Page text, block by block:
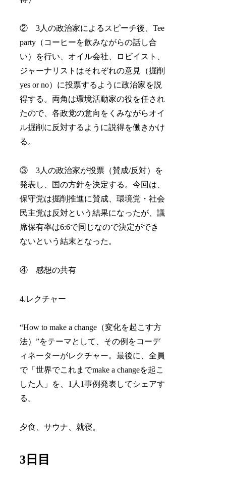
② 3人の政治家によるスピーチ後、Tee
party（コーヒーを飲みながらの話し合
い）を行い、オイル会社、ロビイスト、
ジャーナリストはそれぞれの意見（掘削
yes or no）に投票するように政治家を説
得する。両角は環境活動家の役を任され
たので、各政党の意向をくみながらオイ
ル掘削に反対するように説得を働きかけ
る。
③ 3人の政治家が投票（賛成/反対）を
発表し、国の方針を決定する。今回は、
保守党は掘削推進に賛成、環境党・社会
民主党は反対という結果になったが、議
席保有率は6:6で同じなので決定ができ
ないという結末となった。
④ 感想の共有
4.レクチャー
“How to make a change（変化を起こす方
法）”をテーマとして、その例をコーデ
ィネーターがレクチャー。最後に、全員
で「世界でこれまでmake a changeを起こ
した人」を、1人1事例発表してシェアす
る。
夕食、サウナ、就寝。
3日目